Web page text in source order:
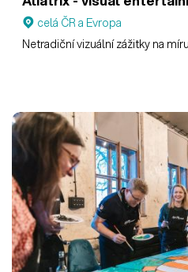
celá ČR a Evropa
Netradiční vizuální zážitky na